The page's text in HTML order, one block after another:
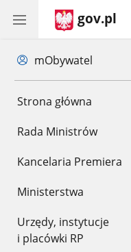
Logowanie
mObywatel
Strona główna
Rada Ministrów
Kancelaria Premiera
Ministerstwa
Urzędy, instytucje
i placówki RP
gov.pl
Reforma
skrócie